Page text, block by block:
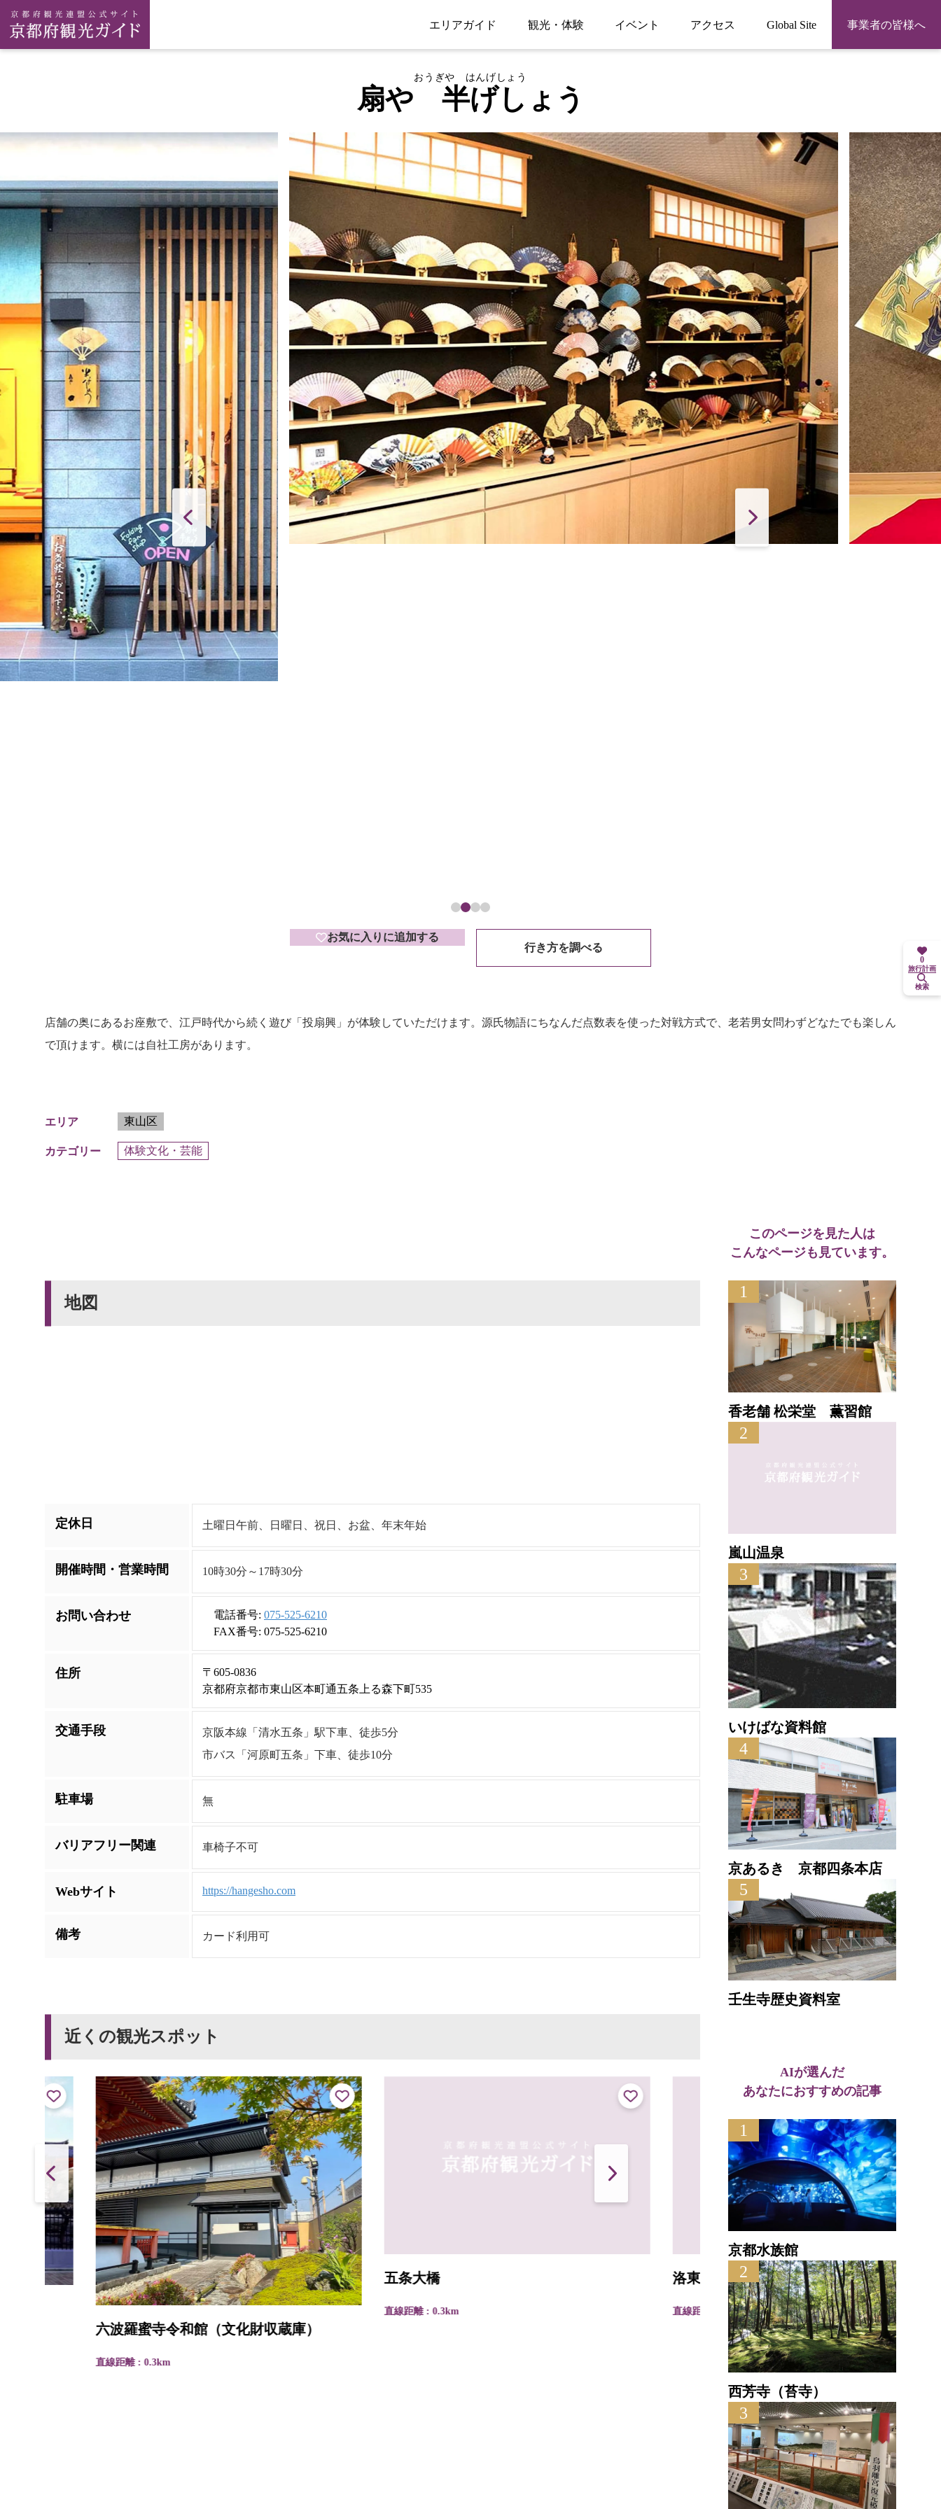
エリアガイド 観光・体験 イベント アクセス Global Site 事業者の皆様へ
扇や 半げしょう
おうぎや はんげしょう
お気に入りに追加する
行き方を調べる
店舗の奥にあるお座敷で、江戸時代から続く遊び「投扇興」が体験していただけます。源氏物語にちなんだ点数表を使った対戦方式で、老若男女問わずどなたでも楽しん
で頂けます。横には自社工房があります。
エリア 東山区
カテゴリー 体験文化・芸能
地図
定休日 土曜日午前、日曜日、祝日、お盆、年末年始
開催時間・営業時間 10時30分～17時30分
お問い合わせ 電話番号: 075-525-6210
FAX番号: 075-525-6210
住所
〒605-0836
京都府京都市東山区本町通五条上る森下町535
交通手段
京阪本線「清水五条」駅下車、徒歩5分
市バス「河原町五条」下車、徒歩10分
駐車場 無
バリアフリー関連 車椅子不可
Webサイト https://hangesho.com
備考 カード利用可
近くの観光スポット
六波羅蜜寺令和館（文化財収蔵庫）
直線距離 : 0.3km
五条大橋
直線距離 : 0.3km
洛東遺芳館
直線距離 : 0.4km
このページを見た人は
こんなページも見ています。
1
香老舗 松栄堂 薫習館
2
嵐山温泉
3
いけばな資料館
4
京あるき 京都四条本店
5
壬生寺歴史資料室
AIが選んだ
あなたにおすすめの記事
1
京都水族館
2
西芳寺（苔寺）
3
0
旅行計画
検索